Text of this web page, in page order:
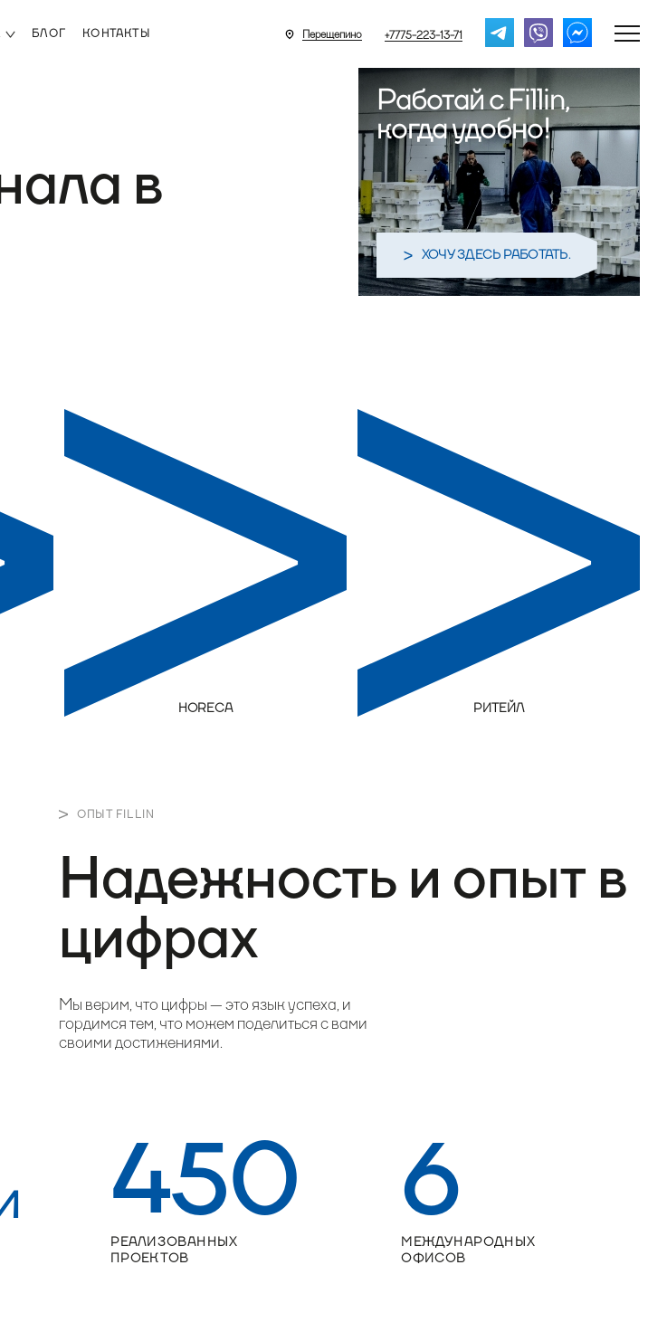
БЛОГ КОНТАКТЫ Перещепино +7775-223-13-71
в
Работай с Fillin,
когда удобно!
ХОЧУ ЗДЕСЬ РАБОТАТЬ.
HORECA РИТЕЙЛ
ОПЫТ FILLIN
Надежность и опыт в
цифрах
Мы верим, что цифры — это язык успеха, и
гордимся тем, что можем поделиться с вами
своими достижениями.
450
РЕАЛИЗОВАННЫХ
ПРОЕКТОВ
6
МЕЖДУНАРОДНЫХ
ОФИСОВ